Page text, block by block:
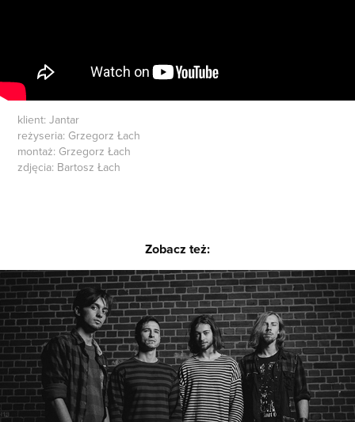
klient: Jantar
reżyseria: Grzegorz Łach
montaż: Grzegorz Łach
zdjęcia: Bartosz Łach
Zobacz też:
Introspekcja